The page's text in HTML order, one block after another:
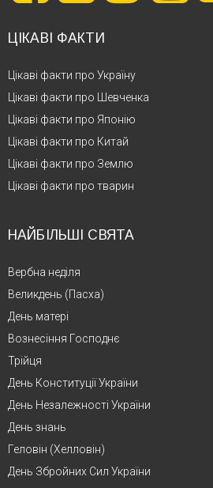
ЦІКАВІ ФАКТИ
Цікаві факти про Україну
Цікаві факти про Шевченка
Цікаві факти про Японію
Цікаві факти про Китай
Цікаві факти про Землю
Цікаві факти про тварин
НАЙБІЛЬШІ СВЯТА
Вербна неділя
Великдень (Пасха)
День матері
Вознесіння Господнє
Трійця
День Конституції України
День Незалежності України
День знань
Геловін (Хелловін)
День Збройних Сил України